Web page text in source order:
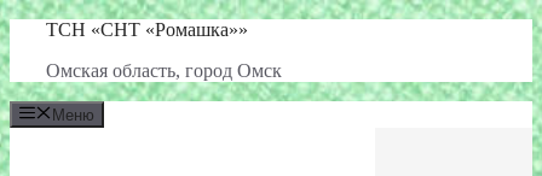
Перейти
содержимому
ТСН «СНТ «Ромашка»»
Омская область, город Омск
Меню